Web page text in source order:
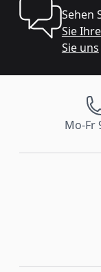
Sehen
Sie
Sie uns
Mo-Fr